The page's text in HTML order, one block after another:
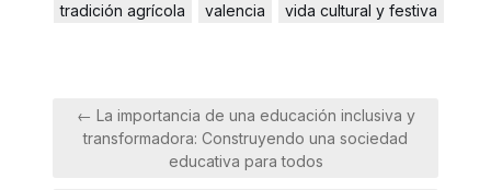
tradición agrícola
valencia vida cultural y festiva
Navegación
← La importancia de una educación inclusiva y
transformadora: Construyendo una sociedad
educativa para todos